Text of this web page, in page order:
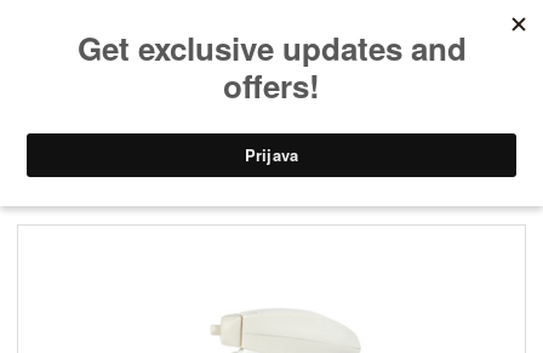
Ostalo » Sredstvo za odstranjevanje rje RuginOff,
Sredstvo za odstranjevanje rje RuginOff,